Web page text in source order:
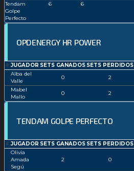
Tendam
Golpe
Perfecto
6 6
OPDENERGY HR POWER
# JUGADOR SETS GANADOS SETS PERDIDOS
Alba del
Valle
0 2
Mabel
Mallo
0 2
TENDAM GOLPE PERFECTO
# JUGADOR SETS GANADOS SETS PERDIDOS
Olivia
Amada
Segú
2 0